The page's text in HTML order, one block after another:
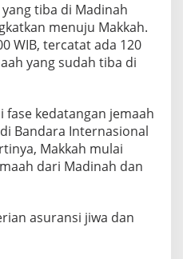
yang tiba di Madinah
menuju Makkah.
WIB, tercatat ada 120
yang sudah tiba di
fase kedatangan jemaah
Bandara Internasional
Makkah mulai
dari Madinah dan
asuransi jiwa dan